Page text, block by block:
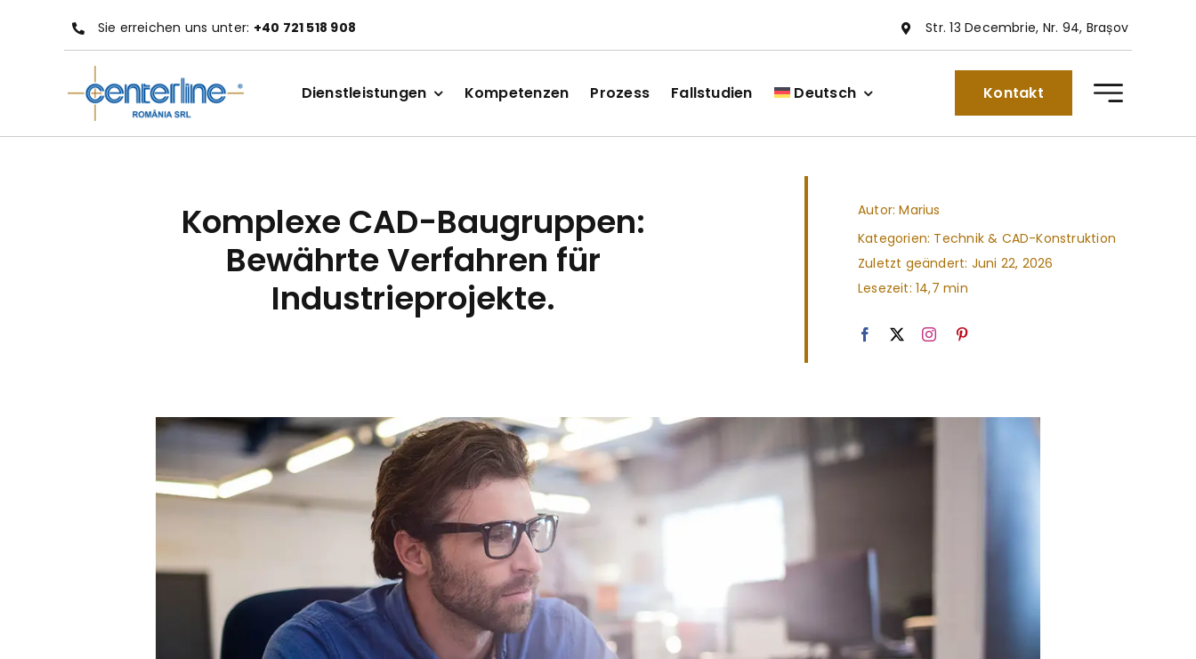
Sie erreichen uns unter: +40 721 518 908 Str. 13 Decembrie, Nr. 94, Brașov
Dienstleistungen Kompetenzen Prozess Fallstudien Deutsch Kontakt
Komplexe CAD-Baugruppen:
Bewährte Verfahren für
Industrieprojekte.
Autor: Marius
Kategorien: Technik & CAD-Konstruktion
Zuletzt geändert: Juni 22, 2026
Lesezeit: 14,7 min